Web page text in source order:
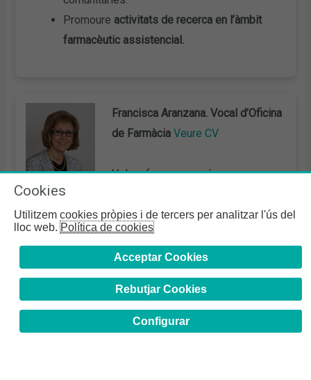
Promoure activitats de recerca en l’àmbit
farmacèutic assistencial.
Francisca Aranzana. Vocal d’Oficina
de Farmàcia Veure CV
Volem fer un pas més per
farmacèutics comunitaris, facilitant
unacomunicació fluida entre el Col·legi i els
a través d’una xarxa de coordinadors
Entre tots hem d’aconseguir estar presents als
Cookies
Utilitzem cookies pròpies i de tercers per analitzar l'ús del
lloc web.Política de cookies
Acceptar Cookies
Rebutjar Cookies
Configurar